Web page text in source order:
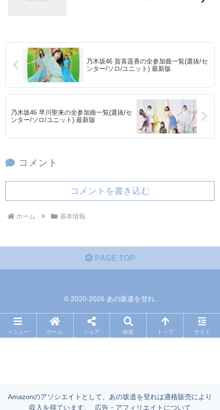
乃木坂46 賀喜遥香の全参加曲一覧(選抜/セ
ンター/ソロ/ユニット) 最新版
乃木坂46 早川聖来の全参加曲一覧(選抜/セ
ンター/ソロ/ユニット) 最新版
コメント
コメントを書き込む
ホーム 基本情報
PAGE TOP
© 2020-2026 あの坂道を登れ.
メニュー ホーム シェア 検索 トップ サイド
Amazonのアソシエイトとして、あの坂道を登れは適格販売により
収入を得ています。
広告・アフィリエイトについて